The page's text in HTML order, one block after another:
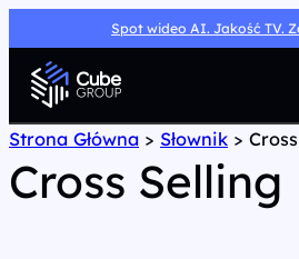
Spot wideo AI. Jakość TV.
Usługi
Jak możemy pomóc
Case Study
Strona Główna > Słownik >
Cross Selling